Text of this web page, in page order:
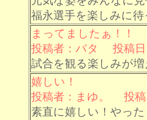
福永選手を楽しみに
まってましたぁ！！
投稿者：バタ 投稿日
試合を観る楽しみが
嬉しい！
投稿者：まゆ。 投稿
素直に嬉しい！やっ